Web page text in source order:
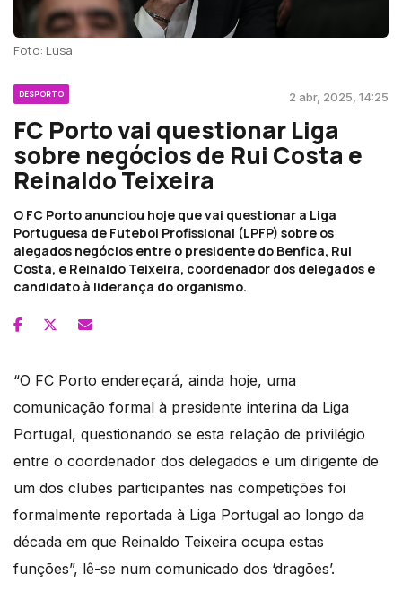
Foto: Lusa
DESPORTO 2 abr, 2025, 14:25
FC Porto vai questionar Liga
sobre negócios de Rui Costa e
Reinaldo Teixeira
O FC Porto anunciou hoje que vai questionar a Liga
Portuguesa de Futebol Profissional (LPFP) sobre os
alegados negócios entre o presidente do Benfica, Rui
Costa, e Reinaldo Teixeira, coordenador dos delegados e
candidato à liderança do organismo.
“O FC Porto endereçará, ainda hoje, uma
comunicação formal à presidente interina da Liga
Portugal, questionando se esta relação de privilégio
entre o coordenador dos delegados e um dirigente de
um dos clubes participantes nas competições foi
formalmente reportada à Liga Portugal ao longo da
década em que Reinaldo Teixeira ocupa estas
funções”, lê-se num comunicado dos ‘dragões’.